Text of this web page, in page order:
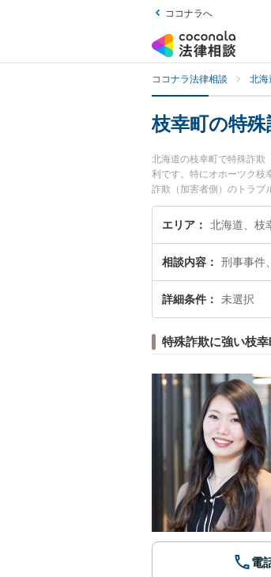
ココナラへ
ココナラ法律相談 北海
枝幸町の特
北海道の枝幸町で特殊詐欺
利です。特にオホーツク枝
詐欺（加害者側）のトラブ
者側）を法律相談できる枝
エリア 北海道、枝
相談内容 刑事事件
詳細条件 未選択
特殊詐欺に強い枝
電